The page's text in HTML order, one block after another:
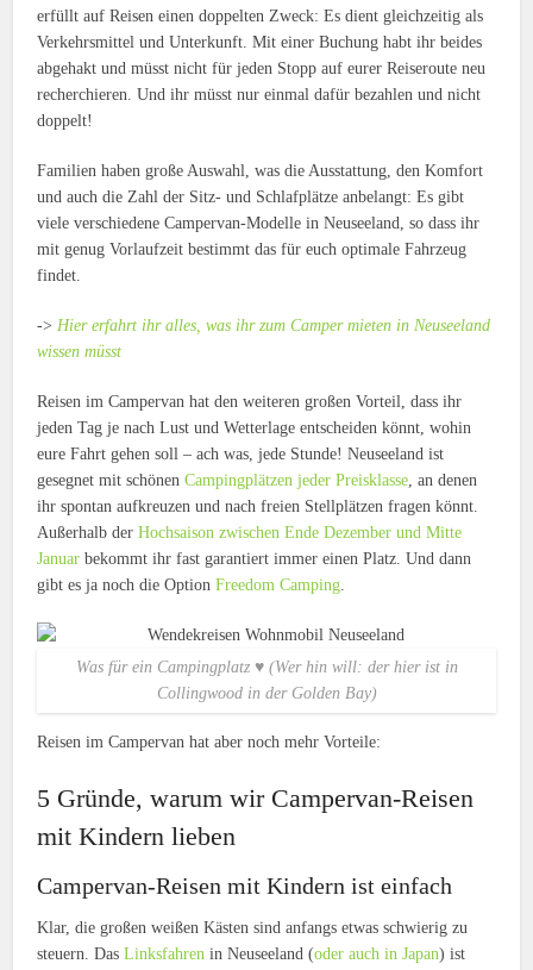
erfüllt auf Reisen einen doppelten Zweck: Es dient gleichzeitig als
Verkehrsmittel und Unterkunft. Mit einer Buchung habt ihr beides
abgehakt und müsst nicht für jeden Stopp auf eurer Reiseroute neu
recherchieren. Und ihr müsst nur einmal dafür bezahlen und nicht
doppelt!
Familien haben große Auswahl, was die Ausstattung, den Komfort
und auch die Zahl der Sitz- und Schlafplätze anbelangt: Es gibt
viele verschiedene Campervan-Modelle in Neuseeland, so dass ihr
mit genug Vorlaufzeit bestimmt das für euch optimale Fahrzeug
findet.
->Hier erfahrt ihr alles, was ihr zum Camper mieten in Neuseeland
wissen müsst
Reisen im Campervan hat den weiteren großen Vorteil, dass ihr
jeden Tag je nach Lust und Wetterlage entscheiden könnt, wohin
eure Fahrt gehen soll – ach was, jede Stunde! Neuseeland ist
gesegnet mit schönenCampingplätzen jeder Preisklasse, an denen
ihr spontan aufkreuzen und nach freien Stellplätzen fragen könnt.
Außerhalb derHochsaison zwischen Ende Dezember und Mitte
Januar bekommt ihr fast garantiert immer einen Platz. Und dann
gibt es ja noch die OptionFreedom Camping.
Was für ein Campingplatz ♥ (Wer hin will: der hier ist in
Collingwood in der Golden Bay)
Reisen im Campervan hat aber noch mehr Vorteile:
5 Gründe, warum wir Campervan-Reisen
mit Kindern lieben
Campervan-Reisen mit Kindern ist einfach
Klar, die großen weißen Kästen sind anfangs etwas schwierig zu
steuern. DasLinksfahren in Neuseeland (oder auch in Japan) ist